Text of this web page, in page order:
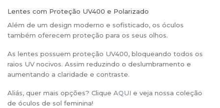
Lentes com Proteção UV400 e Polarizado
Além de um design moderno e sofisticado, os óculos
também oferecem proteção para os seus olhos.
As lentes possuem proteção UV400, bloqueando todos os
raios UV nocivos. Assim reduzindo o deslumbramento e
aumentando a claridade e contraste.
Aliás, quer mais opções? Clique AQUI e veja nossa coleção
de óculos de sol feminina!